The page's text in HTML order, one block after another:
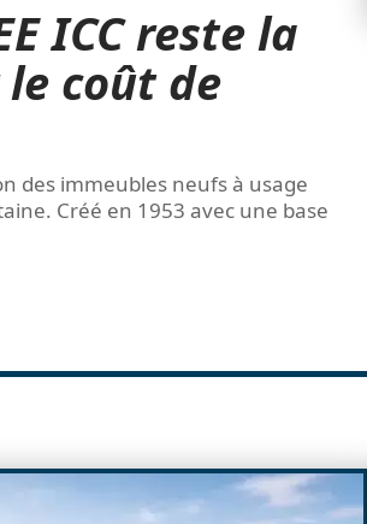
ICC reste la
coût de
des immeubles neufs à usage
Créé en 1953 avec une base